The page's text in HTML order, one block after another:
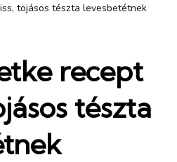
tojásos tészta levesbetétnek
recept
tészta